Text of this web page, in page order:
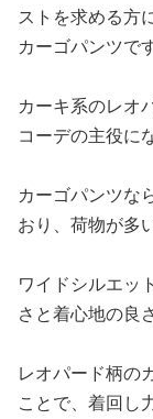
ストを求める方
カーゴパンツです
カーキ系のレオ
コーデの主役に
カーゴパンツな
おり、荷物が多
ワイドシルエッ
さと着心地の良
レオパード柄の
ことで、着回し